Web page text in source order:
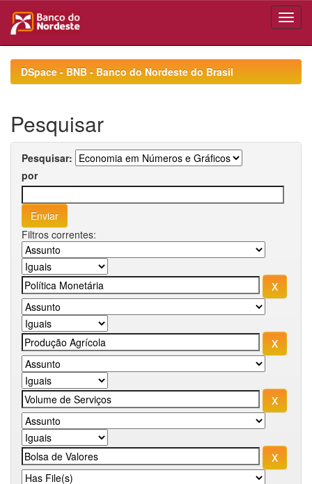
navigationDSpace - BNB - Banco do Nordeste do Brasil
Pesquisar
Pesquisar:
por
Filtros correntes: